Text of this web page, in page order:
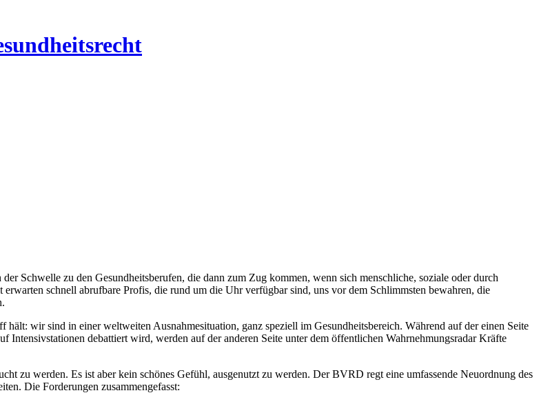
Schwelle zu den Gesundheitsberufen, die dann zum Zug kommen, wenn sich menschliche, soziale oder durch
schnell abrufbare Profis, die rund um die Uhr verfügbar sind, uns vor dem Schlimmsten bewahren, die
wir sind in einer weltweiten Ausnahmesituation, ganz speziell im Gesundheitsbereich. Während auf der einen Seite
debattiert wird, werden auf der anderen Seite unter dem öffentlichen Wahrnehmungsradar Kräfte
zu werden. Es ist aber kein schönes Gefühl, ausgenutzt zu werden. Der BVRD regt eine umfassende Neuordnung des
Die Forderungen zusammengefasst: